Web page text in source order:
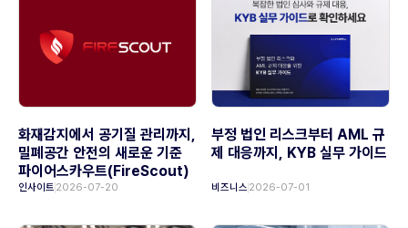
화재감지에서 공기질 관리까지,
밀폐공간 안전의 새로운 기준
파이어스카우트(FireScout)
인사이트 2026-07-20
부정 법인 리스크부터 AML 규
제 대응까지, KYB 실무 가이드
비즈니스 2026-07-01